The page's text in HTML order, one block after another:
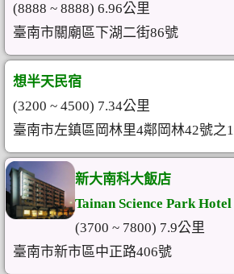
(8888 ~ 8888) 6.96公里
臺南市關廟區下湖二街86號
想半天民宿
(3200 ~ 4500) 7.34公里
臺南市左鎮區岡林里4鄰岡林42號之1
新大南科大飯店
Tainan Science Park Hotel
(3700 ~ 7800) 7.9公里
臺南市新市區中正路406號